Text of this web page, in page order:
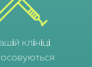
клініці